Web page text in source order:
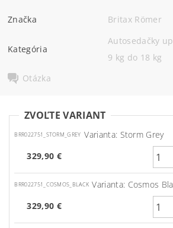
Značka Britax Römer
Kategória
Autosedačky
9 kg do 18 kg
Otázka
ZVOĽTE VARIANT
BRR022751_STORM_GREY Varianta: Storm Grey
329,90 €
BRR022751_COSMOS_BLACK Varianta: Cosmos
329,90 €